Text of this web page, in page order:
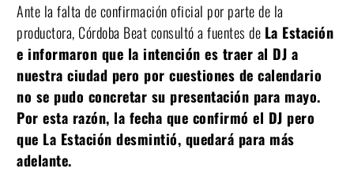
Ante la falta de confirmación oficial por parte de la
productora, Córdoba Beat consultó a fuentes de La Estación
e informaron que la intención es traer al DJ a
nuestra ciudad pero por cuestiones de calendario
no se pudo concretar su presentación para mayo.
Por esta razón, la fecha que confirmó el DJ pero
que La Estación desmintió, quedará para más
adelante.